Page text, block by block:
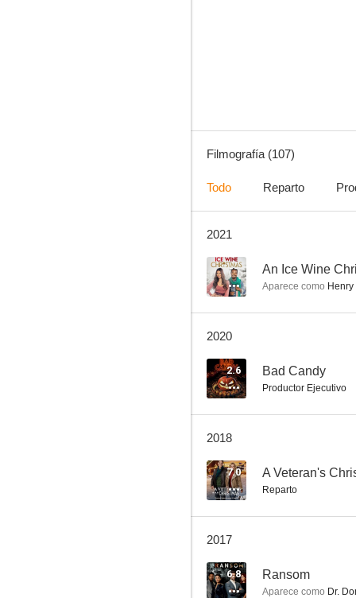
7.0
Filmografía (107)
Todo Reparto
2021
-- An Ice Wine
Aparece como
2020
2.6 Bad Candy
Productor Ejecutivo
2018
7.0 A Veteran's
Reparto
2017
6.8 Ransom
Aparece como Dr.